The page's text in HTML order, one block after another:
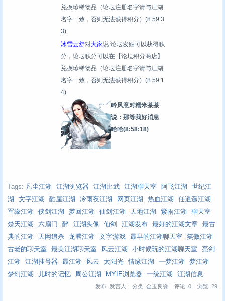
兑换珍稀物品（论坛注册名字请与江湖
名字一致，否则无法获得积分） (8:59:3
3)
冰雪云舒对大家说:论坛发贴可以获得积
分，论坛积分可以在【论坛积分商店】
兑换珍稀物品（论坛注册名字请与江湖
名字一致，否则无法获得积分） (8:59:1
4)
吟风意对糯米茶茶
说：那等我好消息
哈哈(8:58:18)
Tags: 凡尘江湖 江湖浏览器 江湖比武 江湖聊天室 阿飞江湖
世纪江
湖
文字江湖 酷屋江湖 冷雨夜江湖 网页江湖 热血江湖
任逍遥江湖
军缘江湖
侠剑江湖 梦回江湖 仙剑江湖 天地江湖 紫雨江湖
聊天室
楚天江湖
六扇门 醉 江湖头像 仙剑 江湖发布 最好的江湖文章
最古
典的江湖
天网追杀 龙腾江湖 文字游戏 最早的江湖聊天室
笑傲江湖
古老的聊天室
最美江湖聊天室 风云江湖 小时候玩的江湖聊天室
亮剑
江湖
江湖挂号器 最江湖 风云 太阳光 情缘江湖 一梦江湖
梦江湖
梦幻江湖
儿时的记忆 周公江湖 MYIE浏览器 一统江湖 江湖信息
发布: 发言人 分类: 金玉良缘 评论: 0 浏览: 29